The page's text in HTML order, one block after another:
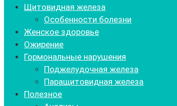
Щитовидная железа
Особенности болезни
Женское здоровье
Ожирение
Гормональные нарушения
Поджелудочная железа
Паращитовидная железа
Полезное